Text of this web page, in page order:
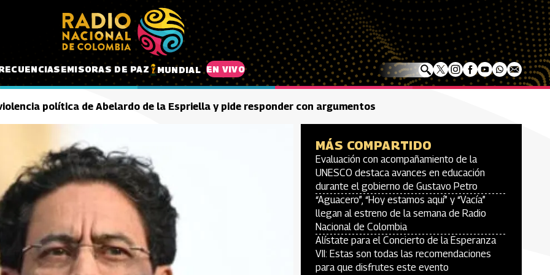
EMISORAS DE PAZ MUNDIAL EN VIVO
política de Abelardo de la Espriella y pide responder con argumentos
MÁS COMPARTIDO
Evaluación con acompañamiento de la
UNESCO destaca avances en educación
durante el gobierno de Gustavo Petro
“Aguacero”, “Hoy estamos aquí” y “Vacía”
llegan al estreno de la semana de Radio
Nacional de Colombia
Alístate para el Concierto de la Esperanza
VII: Estas son todas las recomendaciones
para que disfrutes este evento